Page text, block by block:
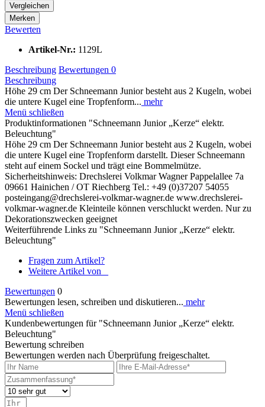
Vergleichen
Merken
Bewerten
Artikel-Nr.: 1129L
Beschreibung Bewertungen 0
Beschreibung
Höhe 29 cm Der Schneemann Junior besteht aus 2 Kugeln, wobei
die untere Kugel eine Tropfenform... mehr
Menü schließen
Produktinformationen "Schneemann Junior „Kerze“ elektr.
Beleuchtung"
Höhe 29 cm Der Schneemann Junior besteht aus 2 Kugeln, wobei
die untere Kugel eine Tropfenform darstellt. Dieser Schneemann
steht auf einem Sockel und trägt eine Bommelmütze.
Sicherheitshinweis: Drechslerei Volkmar Wagner Pappelallee 7a
09661 Hainichen / OT Riechberg Tel.: +49 (0)37207 54055
posteingang@drechslerei-volkmar-wagner.de www.drechslerei-
volkmar-wagner.de Kleinteile können verschluckt werden. Nur zu
Dekorationszwecken geeignet
Weiterführende Links zu "Schneemann Junior „Kerze“ elektr.
Beleuchtung"
Fragen zum Artikel?
Weitere Artikel von _
Bewertungen 0
Bewertungen lesen, schreiben und diskutieren... mehr
Menü schließen
Kundenbewertungen für "Schneemann Junior „Kerze“ elektr.
Beleuchtung"
Bewertung schreiben
Bewertungen werden nach Überprüfung freigeschaltet.